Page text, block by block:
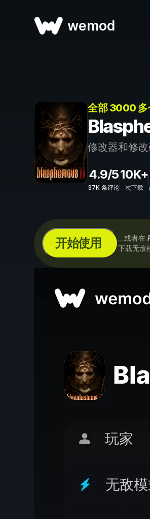
wemod
全部 3000
修改器和修改
4.9/5
37K 条评论
10K+
次下载
开始使用 ...或者在
下载无敌